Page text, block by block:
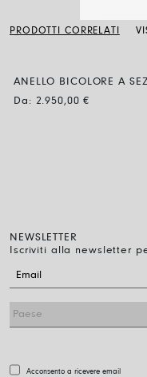
I gioielli con diamanti si
sciacquare e lasciare
PRODOTTI CORRELATI
ANELLO BICOLORE A
Da: 2.950,00€
NEWSLETTER
Iscriviti alla newsletter
Acconsento a ricevere email